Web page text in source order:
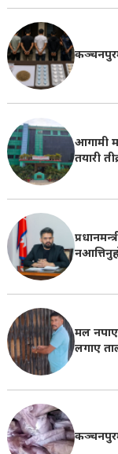
आगामी
तयारी
मल
लगाए